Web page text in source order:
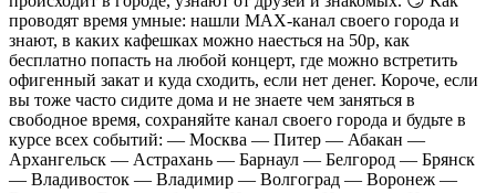
проводят время умные: нашли MAX-канал своего города и
знают, в каких кафешках можно наесться на 50р, как
бесплатно попасть на любой концерт, где можно встретить
офигенный закат и куда сходить, если нет денег. Короче, если
вы тоже часто сидите дома и не знаете чем заняться в
свободное время, сохраняйте канал своего города и будьте в
курсе всех событий: — Москва — Питер — Абакан —
Архангельск — Астрахань — Барнаул — Белгород — Брянск
— Владивосток — Владимир — Волгоград — Воронеж —